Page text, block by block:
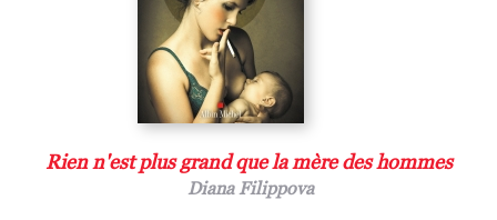
Rien n'est plus grand que la mère des hommes
Diana Filippova